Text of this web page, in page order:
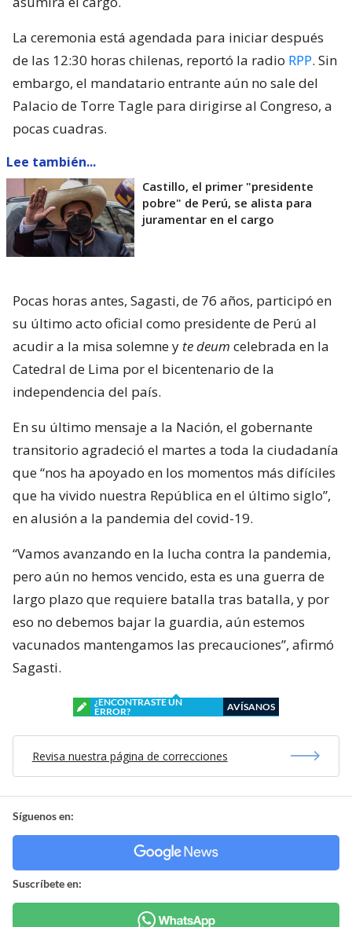
La ceremonia está agendada para iniciar después
de las 12:30 horas chilenas, reportó la radio RPP. Sin
embargo, el mandatario entrante aún no sale del
Palacio de Torre Tagle para dirigirse al Congreso, a
pocas cuadras.
Lee también...
Castillo, el primer "presidente
pobre" de Perú, se alista para
juramentar en el cargo
Pocas horas antes, Sagasti, de 76 años, participó en
su último acto oficial como presidente de Perú al
acudir a la misa solemne y te deum celebrada en la
Catedral de Lima por el bicentenario de la
independencia del país.
En su último mensaje a la Nación, el gobernante
transitorio agradeció el martes a toda la ciudadanía
que “nos ha apoyado en los momentos más difíciles
que ha vivido nuestra República en el último siglo”,
en alusión a la pandemia del covid-19.
“Vamos avanzando en la lucha contra la pandemia,
pero aún no hemos vencido, esta es una guerra de
largo plazo que requiere batalla tras batalla, y por
eso no debemos bajar la guardia, aún estemos
vacunados mantengamos las precauciones”, afirmó
Sagasti.
¿ENCONTRASTE UN
ERROR?
AVÍSANOS
Revisa nuestra página de correcciones
Síguenos en:
Suscríbete en: